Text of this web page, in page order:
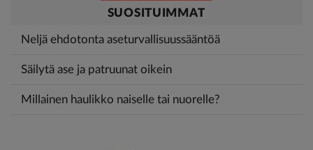
SUOSITUIMMAT
Neljä ehdotonta aseturvallisuussääntöä
Säilytä ase ja patruunat oikein
Millainen haulikko naiselle tai nuorelle?